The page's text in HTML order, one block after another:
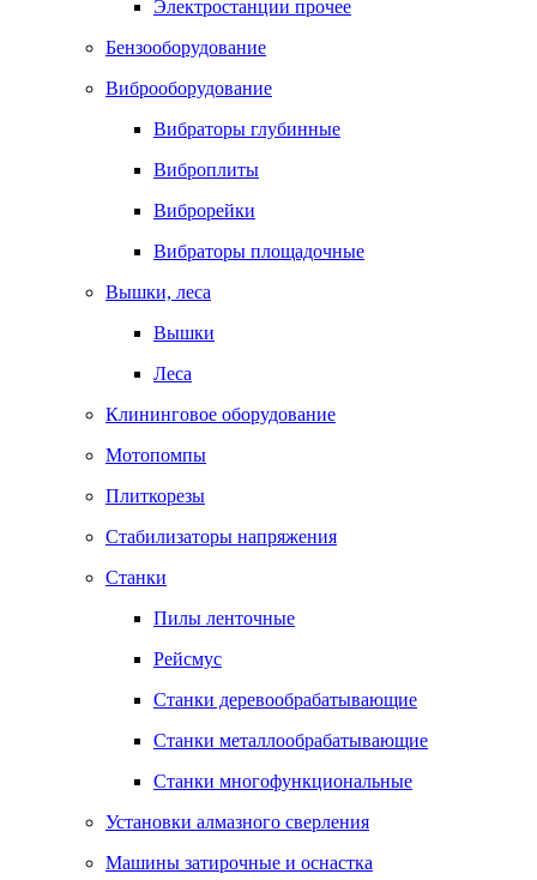
Электростанции прочее
Бензооборудование
Виброоборудование
Вибраторы глубинные
Виброплиты
Виброрейки
Вибраторы площадочные
Вышки, леса
Вышки
Леса
Клининговое оборудование
Мотопомпы
Плиткорезы
Стабилизаторы напряжения
Станки
Пилы ленточные
Рейсмус
Станки деревообрабатывающие
Станки металлообрабатывающие
Станки многофункциональные
Установки алмазного сверления
Машины затирочные и оснастка